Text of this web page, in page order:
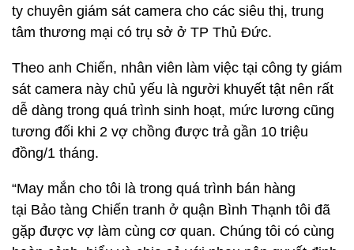
ty chuyên giám sát camera cho các siêu thị, trung
tâm thương mại có trụ sở ở TP Thủ Đức.
Theo anh Chiến, nhân viên làm việc tại công ty giám
sát camera này chủ yếu là người khuyết tật nên rất
dễ dàng trong quá trình sinh hoạt, mức lương cũng
tương đối khi 2 vợ chồng được trả gần 10 triệu
đồng/1 tháng.
“May mắn cho tôi là trong quá trình bán hàng
tại Bảo tàng Chiến tranh ở quận Bình Thạnh tôi đã
gặp được vợ làm cùng cơ quan. Chúng tôi có cùng